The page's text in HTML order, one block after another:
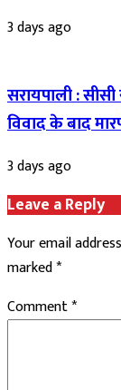
3 days ago
सरायपाली :
विवाद के बाद
3 days ago
Leave a Reply
Your email
marked*
Comment*